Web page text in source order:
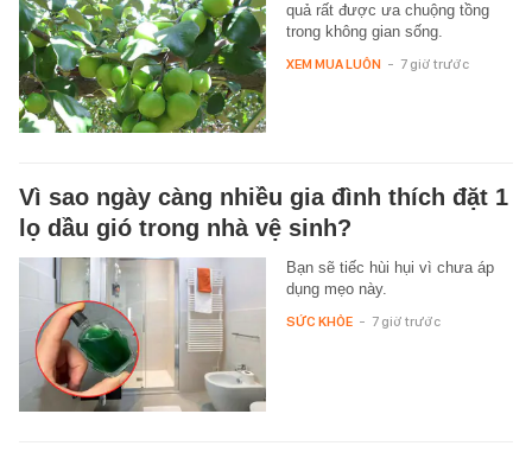
quả rất được ưa chuộng tồng
trong không gian sống.
XEM MUA LUÔN - 7 giờ trước
Vì sao ngày càng nhiều gia đình thích đặt 1
lọ dầu gió trong nhà vệ sinh?
Bạn sẽ tiếc hùi hụi vì chưa áp
dụng mẹo này.
SỨC KHỎE - 7 giờ trước